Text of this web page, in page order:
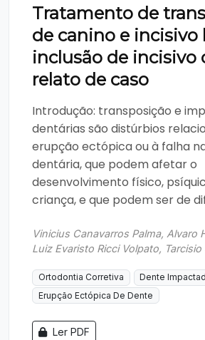
Tratamento de
de canino e incisivo
inclusão de incisivo
relato de caso
Introdução: transposição e
dentárias são distúrbios
erupção ectópica ou à falha
dentária, que podem afetar o
desenvolvimento físico,
criança, e que podem ser de
Vinicius Canavarros Palma, Alvaro
Luiz Evaristo Ricci Volpato,
Ortodontia Corretiva
Dente
Erupção Ectópica De Dente
Ler PDF